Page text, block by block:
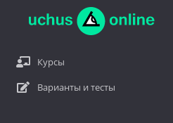
Курсы
Варианты и тесты